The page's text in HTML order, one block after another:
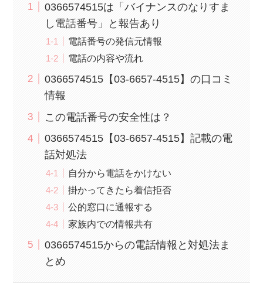
0366574515は「バイナンスのなりすま
し電話番号」と報告あり
電話番号の発信元情報
電話の内容や流れ
0366574515【03-6657-4515】の口コミ
情報
この電話番号の安全性は？
0366574515【03-6657-4515】記載の電
話対処法
自分から電話をかけない
掛かってきたら着信拒否
公的窓口に通報する
家族内での情報共有
0366574515からの電話情報と対処法ま
とめ